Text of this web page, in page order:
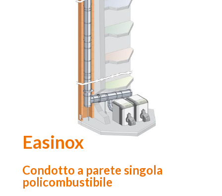
Easinox
Condotto a parete singola
policombustibile